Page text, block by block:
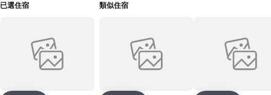
已選住宿 類似住宿